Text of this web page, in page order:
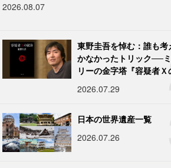
2026.08.07
東野圭吾を悼む：誰も考
かなかったトリック──
リーの金字塔『容疑者Ｘ
2026.07.29
日本の世界遺産一覧
2026.07.26